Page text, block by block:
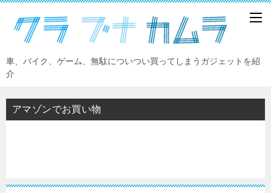
車、バイク、ゲーム、無駄についつい買ってしまうガジェットを紹
介
アマゾンでお買い物